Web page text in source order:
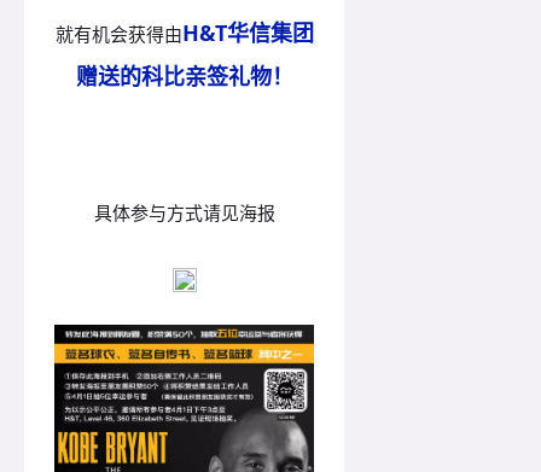
就有机会获得由H&T华信集团
赠送的科比亲签礼物！
具体参与方式请见海报